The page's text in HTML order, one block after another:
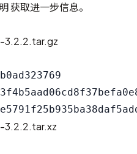
获取进一步信息。